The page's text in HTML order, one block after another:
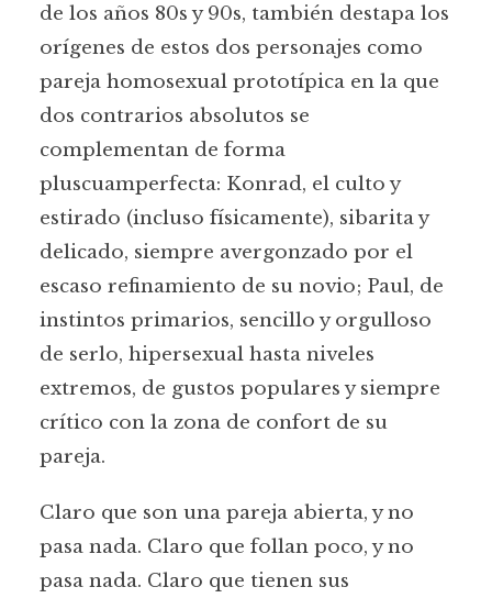
de los años 80s y 90s, también destapa los
orígenes de estos dos personajes como
pareja homosexual prototípica en la que
dos contrarios absolutos se
complementan de forma
pluscuamperfecta: Konrad, el culto y
estirado (incluso físicamente), sibarita y
delicado, siempre avergonzado por el
escaso refinamiento de su novio; Paul, de
instintos primarios, sencillo y orgulloso
de serlo, hipersexual hasta niveles
extremos, de gustos populares y siempre
crítico con la zona de confort de su
pareja.
Claro que son una pareja abierta, y no
pasa nada. Claro que follan poco, y no
pasa nada. Claro que tienen sus